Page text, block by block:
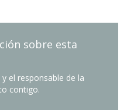
sobre esta
el responsable de la
contigo.